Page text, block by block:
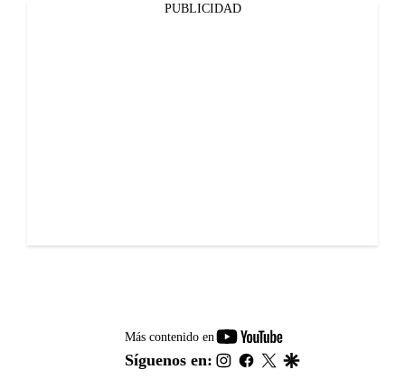
PUBLICIDAD
Más contenido en
youtube-
footer
Síguenos en: instagram
facebook
twitter